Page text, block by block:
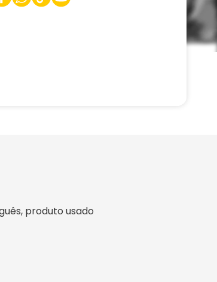
produto usado